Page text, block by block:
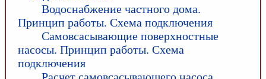
Водоснабжение частного дома.
Принцип работы. Схема подключения
Самовсасывающие поверхностные
насосы. Принцип работы. Схема
подключения